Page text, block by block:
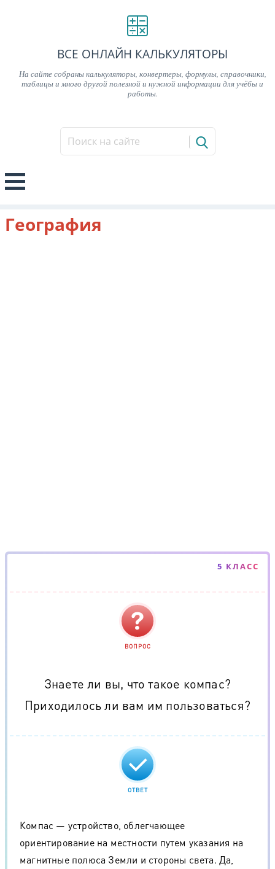
ВСЕ ОНЛАЙН КАЛЬКУЛЯТОРЫ
На сайте собраны калькуляторы, конвертеры, формулы, справочники,
таблицы и много другой полезной и нужной информации для учёбы и
работы.
География
5 КЛАСС
ВОПРОС
Знаете ли вы, что такое компас?
Приходилось ли вам им пользоваться?
ОТВЕТ
Компас — устройство, облегчающее
ориентирование на местности путем указания на
магнитные полюса Земли и стороны света. Да,